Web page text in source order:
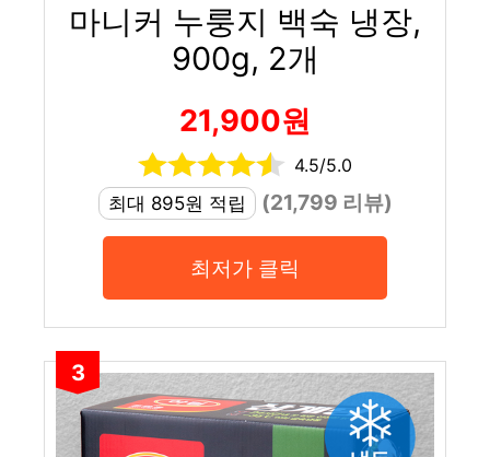
마니커 누룽지 백숙 냉장,
900g, 2개
21,900원
4.5/5.0
최대 895원 적립
(21,799 리뷰)
최저가 클릭
3